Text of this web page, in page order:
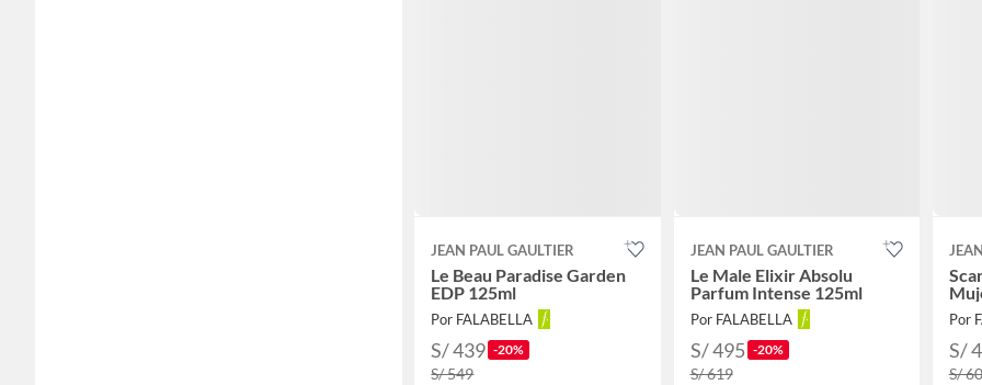
JEAN PAUL GAULTIER
Le Beau Paradise Garden
EDP 125ml
Por FALABELLA
S/ 439 -20%
S/ 549
JEAN PAUL GAULTIER
Le Male Elixir Absolu
Parfum Intense 125ml
Por FALABELLA
S/ 495 -20%
S/ 619
Por
S/
S/